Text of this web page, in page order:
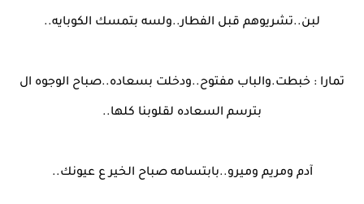
لبن..تشريوهم قبل الفطار..ولسه بتمسك الكوبايه..
تمارا : خبطت.والباب مفتوح..ودخلت بسعاده..صباح الوجوه ال
بترسم السعاده لقلوبنا كلها..
آدم ومريم وميرو..بابتسامه صباح الخير ع عيونك..